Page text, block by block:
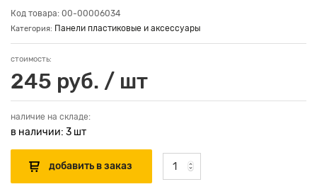
Код товара: 00-00006034
Категория: Панели пластиковые и аксессуары
стоимость:
245 руб. / шт
наличие на складе:
в наличии: 3 шт